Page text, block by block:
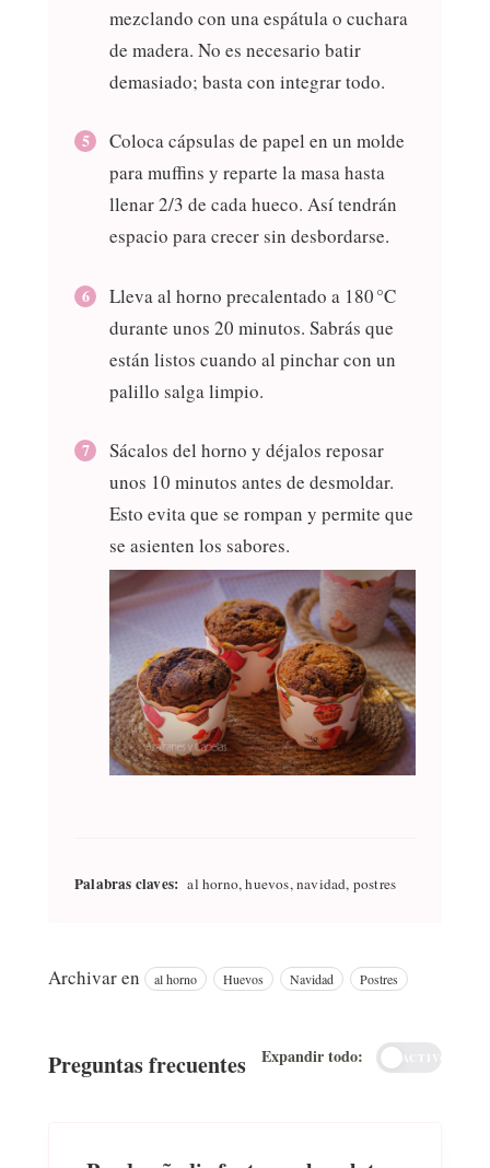
mezclando con una espátula o cuchara
de madera. No es necesario batir
demasiado; basta con integrar todo.
Coloca cápsulas de papel en un molde
para muffins y reparte la masa hasta
llenar 2/3 de cada hueco. Así tendrán
espacio para crecer sin desbordarse.
Lleva al horno precalentado a 180 °C
durante unos 20 minutos. Sabrás que
están listos cuando al pinchar con un
palillo salga limpio.
Sácalos del horno y déjalos reposar
unos 10 minutos antes de desmoldar.
Esto evita que se rompan y permite que
se asienten los sabores.
Palabras claves: al horno, huevos, navidad, postres
Archivar en al horno Huevos Navidad Postres
Preguntas frecuentes Expandir todo: INACTIVO